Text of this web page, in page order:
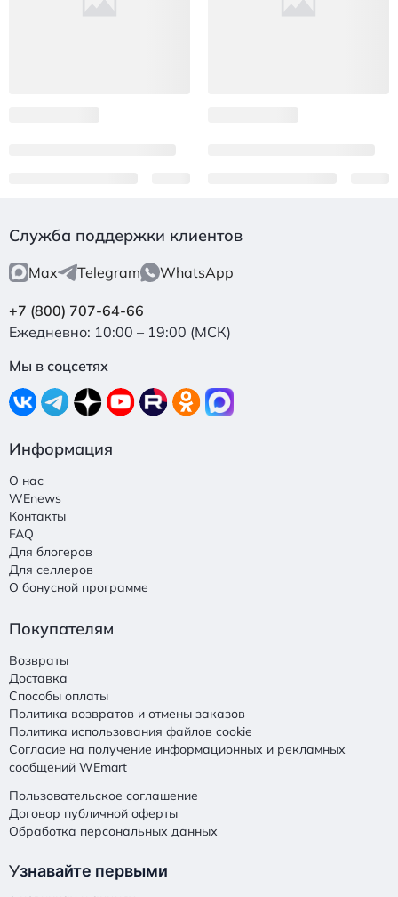
Служба поддержки клиентов
Max Telegram WhatsApp
+7 (800) 707-64-66
Ежедневно: 10:00 – 19:00 (МСК)
Мы в соцсетях
Информация
О нас
WEnews
Контакты
FAQ
Для блогеров
Для селлеров
О бонусной программе
Покупателям
Возвраты
Доставка
Способы оплаты
Политика возвратов и отмены заказов
Политика использования файлов cookie
Согласие на получение информационных и рекламных
сообщений WEmart
Пользовательское соглашение
Договор публичной оферты
Обработка персональных данных
Узнавайте первыми